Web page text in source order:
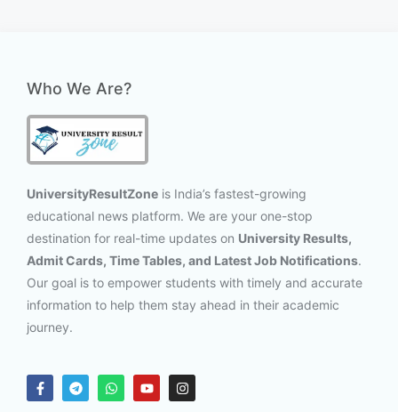
Who We Are?
UniversityResultZone is India’s fastest-growing
educational news platform. We are your one-stop
destination for real-time updates on University Results,
Admit Cards, Time Tables, and Latest Job Notifications.
Our goal is to empower students with timely and accurate
information to help them stay ahead in their academic
journey.